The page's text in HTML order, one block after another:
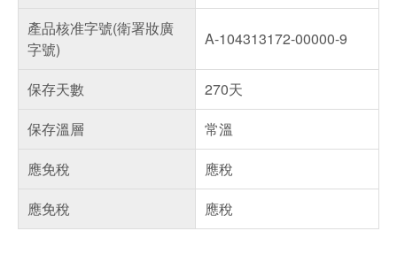
產品核准字號(衛署妝廣
字號)
A-104313172-00000-9
保存天數
270天
保存溫層
常溫
應免稅
應稅
應免稅
應稅